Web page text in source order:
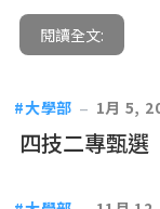
閱讀全文:
大學部 1月 5,
四技二專甄選